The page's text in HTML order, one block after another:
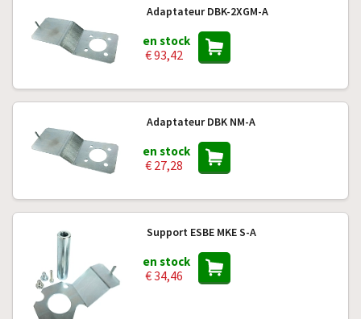
Adaptateur DBK-2XGM-A
en stock
€ 93,42
Adaptateur DBK NM-A
en stock
€ 27,28
Support ESBE MKE S-A
en stock
€ 34,46